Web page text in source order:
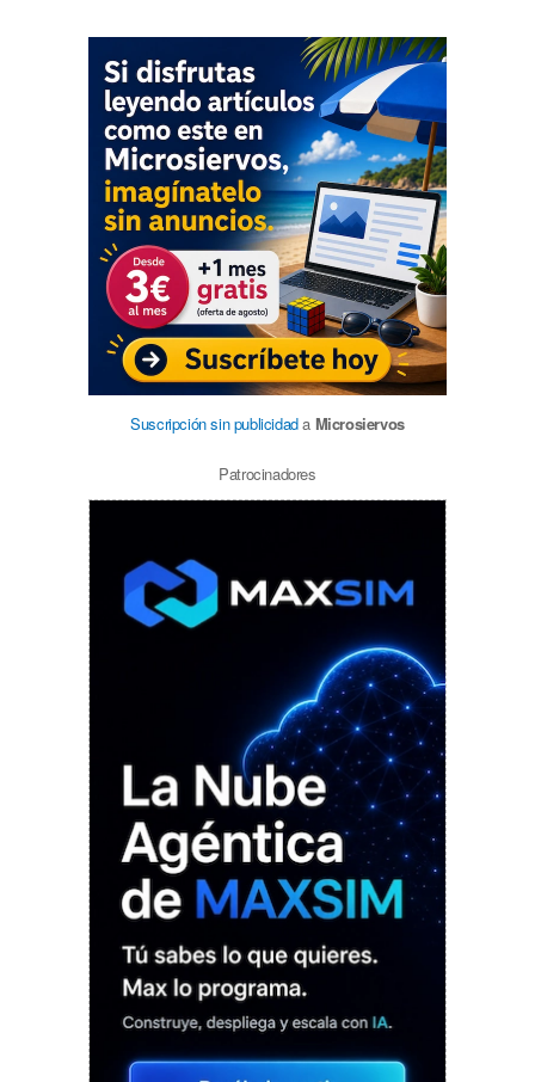
Suscripción sin publicidada Microsiervos
Patrocinadores